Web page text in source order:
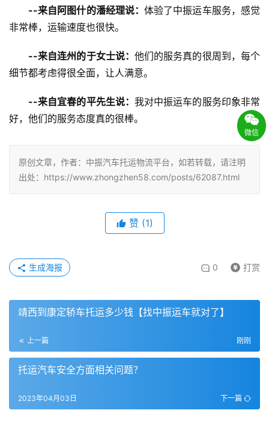
--来自阿图什的潘经理说：体验了中振运车服务，感觉
非常棒，运输速度也很快。
--来自连州的于女士说： 他们的服务真的很周到，每个
细节都考虑得很全面，让人满意。
--来自宜春的平先生说： 我对中振运车的服务印象非常
好，他们的服务态度真的很棒。
原创文章，作者：中振汽车托运物流平台，如若转载，请注明
出处：https://www.zhongzhen58.com/posts/62087.html
赞 (1)
0 打赏
生成海报
靖西到康定轿车托运多少钱【找中振运车就对了】
上一篇 刚刚
托运汽车安全方面相关问题？
下一篇
2023年04月03日
微信